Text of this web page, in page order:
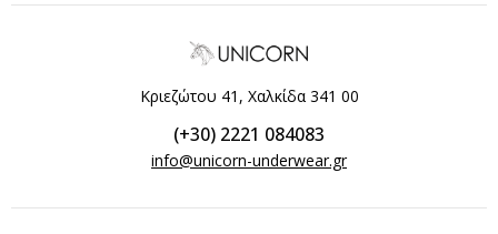
Κριεζώτου 41, Χαλκίδα 341 00
(+30) 2221 084083
info@unicorn-underwear.gr